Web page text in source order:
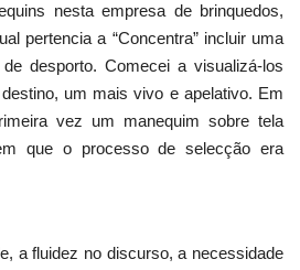
nesta empresa de brinquedos,
pertencia a “Concentra” incluir uma
desporto. Comecei a visualizá-los
um mais vivo e apelativo. Em
vez um manequim sobre tela
que o processo de selecção era
a fluidez no discurso, a necessidade